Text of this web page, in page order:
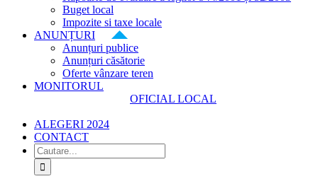
Buget local
Impozite si taxe locale
ANUNȚURI
Anunțuri publice
Anunțuri căsătorie
Oferte vânzare teren
MONITORUL
OFICIAL LOCAL
ALEGERI 2024
CONTACT
Cautare...